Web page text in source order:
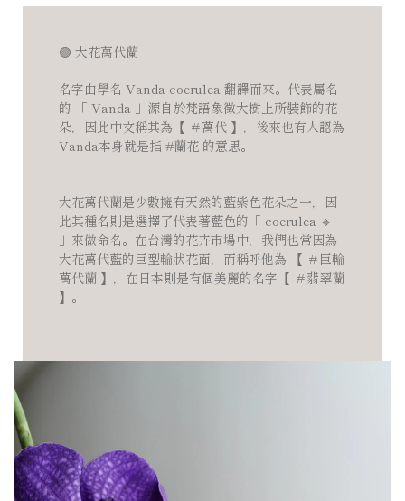
🟣 大花萬代蘭 ⠀⠀⠀⠀⠀⠀⠀⠀⠀⠀⠀⠀⠀ ⠀⠀
名字由學名 Vanda coerulea 翻譯而來。代表屬名
的 「 Vanda 」源自於梵語象徵大樹上所裝飾的花
朵，因此中文稱其為【 ＃萬代 】，後來也有人認為
Vanda本身就是指 #蘭花 的意思。 ⠀⠀⠀⠀⠀⠀⠀⠀⠀
大花萬代蘭是少數擁有天然的藍紫色花朵之一，因
此其種名則是選擇了代表著藍色的「 coerulea 🔹
」來做命名。在台灣的花卉市場中，我們也常因為
大花萬代藍的巨型輪狀花面，而稱呼他為 【 ＃巨輪
萬代蘭 】，在日本則是有個美麗的名字【 ＃翡翠蘭
】。